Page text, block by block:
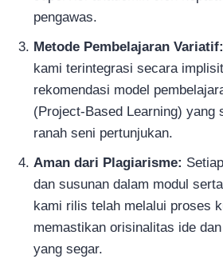
pengawas.
Metode Pembelajaran Variatif:
kami terintegrasi secara
rekomendasi model
(Project-Based Learning) yang
ranah seni pertunjukan.
Aman dari Plagiarisme:
dan susunan dalam modul
kami rilis telah melalui proses
memastikan orisinalitas ide
yang segar.